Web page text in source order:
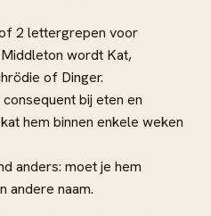
2 lettergrepen voor
wordt Kat,
of Dinger.
bij eten en
hem binnen enkele weken
anders: moet je hem
andere naam.